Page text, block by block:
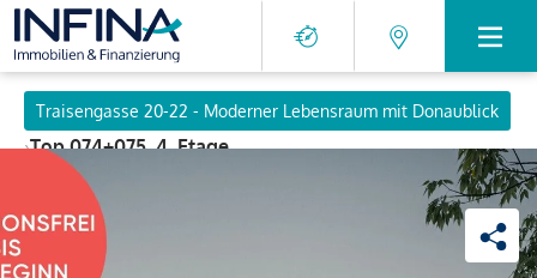
Traisengasse 20-22 - Moderner Lebensraum mit Donaublick
›Top 074+075, 4. Etage